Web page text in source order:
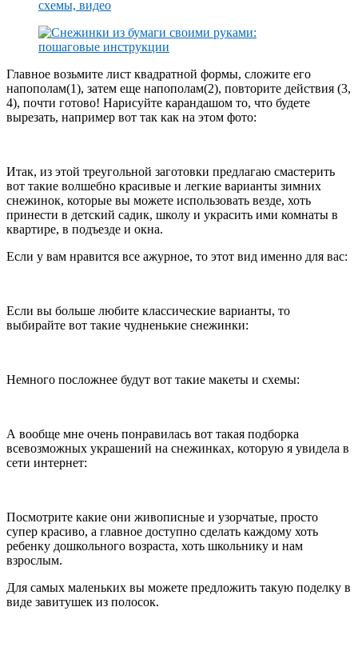
Главное возьмите лист квадратной формы, сложите его
напополам(1), затем еще напополам(2), повторите действия (3,
4), почти готово! Нарисуйте карандашом то, что будете
вырезать, например вот так как на этом фото:
Итак, из этой треугольной заготовки предлагаю смастерить
вот такие волшебно красивые и легкие варианты зимних
снежинок, которые вы можете использовать везде, хоть
принести в детский садик, школу и украсить ими комнаты в
квартире, в подъезде и окна.
Если у вам нравится все ажурное, то этот вид именно для вас:
Если вы больше любите классические варианты, то
выбирайте вот такие чудненькие снежинки:
Немного посложнее будут вот такие макеты и схемы:
А вообще мне очень понравилась вот такая подборка
всевозможных украшений на снежинках, которую я увидела в
сети интернет:
Посмотрите какие они живописные и узорчатые, просто
супер красиво, а главное доступно сделать каждому хоть
ребенку дошкольного возраста, хоть школьнику и нам
взрослым.
Для самых маленьких вы можете предложить такую поделку в
виде завитушек из полосок.